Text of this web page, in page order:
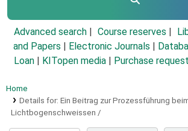
Advanced search Course reserves
and Papers
Electronic Journals
Loan
KITopen media Purchase
Home
Details for: Ein Beitrag zur Prozessführung
Lichtbogenschweissen /